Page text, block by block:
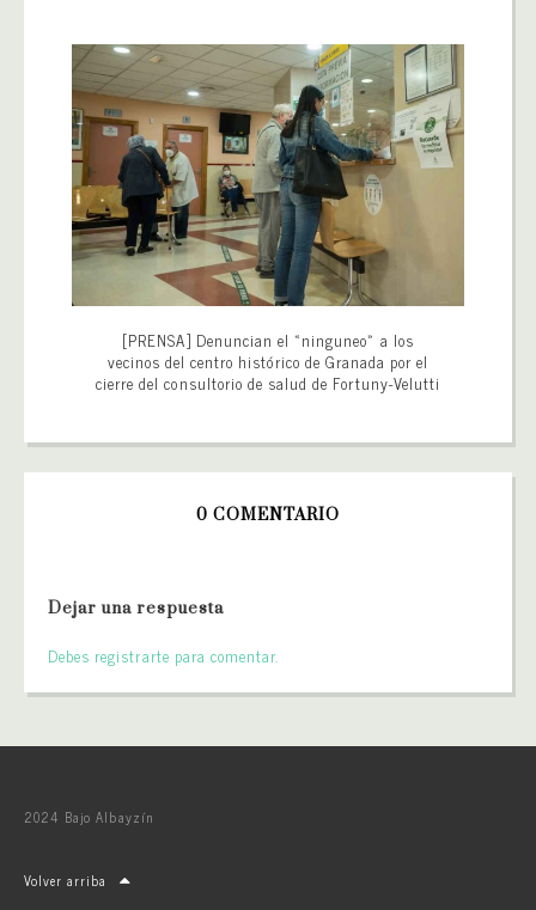
[PRENSA] Denuncian el «ninguneo» a los
vecinos del centro histórico de Granada por el
cierre del consultorio de salud de Fortuny-Velutti
0 COMENTARIO
Dejar una respuesta
Debes registrarte para comentar.
2024 Bajo Albayzín
Volver arriba